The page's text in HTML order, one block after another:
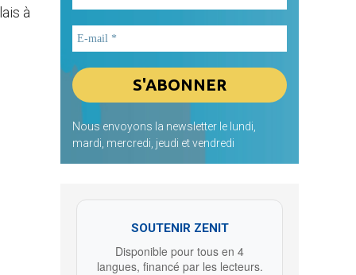
à
Nous envoyons la newsletter le lundi,
mardi, mercredi, jeudi et vendredi
SOUTENIR ZENIT
Disponible pour tous en 4
langues, financé par les lecteurs.